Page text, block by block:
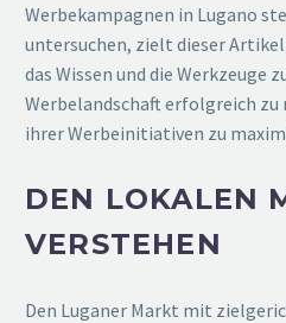
Werbekampagnen in Lugano
untersuchen, zielt dieser
das Wissen und die Werkzeuge
Werbelandschaft erfolgreich zu
ihrer Werbeinitiativen zu
DEN LOKALEN
VERSTEHEN
Den Luganer Markt mit